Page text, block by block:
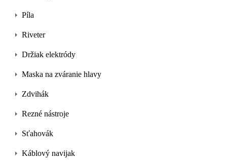
Píla
Riveter
Držiak elektródy
Maska na zváranie hlavy
Zdvihák
Rezné nástroje
Sťahovák
Káblový navijak